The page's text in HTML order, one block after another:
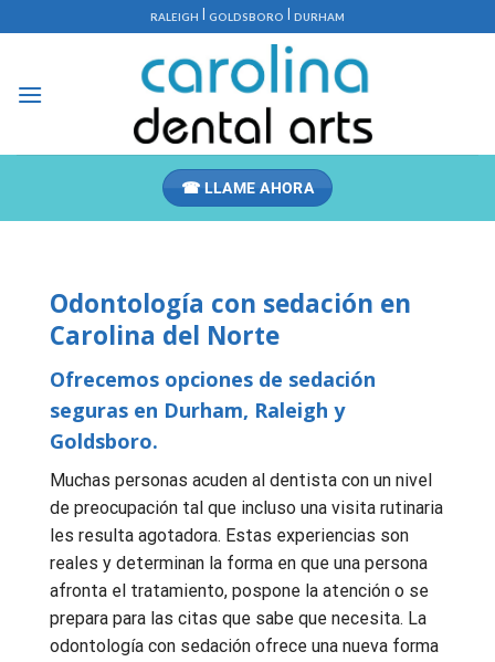
al
RALEIGH | GOLDSBORO | DURHAM
☎ LLAME AHORA
Odontología con sedación en
Carolina del Norte
Ofrecemos opciones de sedación
seguras en Durham, Raleigh y
Goldsboro.
Muchas personas acuden al dentista con un nivel
de preocupación tal que incluso una visita rutinaria
les resulta agotadora. Estas experiencias son
reales y determinan la forma en que una persona
afronta el tratamiento, pospone la atención o se
prepara para las citas que sabe que necesita. La
odontología con sedación ofrece una nueva forma